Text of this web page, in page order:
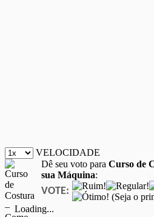
VELOCIDADE
Dê seu voto para Curso de
sua Máquina:
VOTE:
(Seja o
Loading...